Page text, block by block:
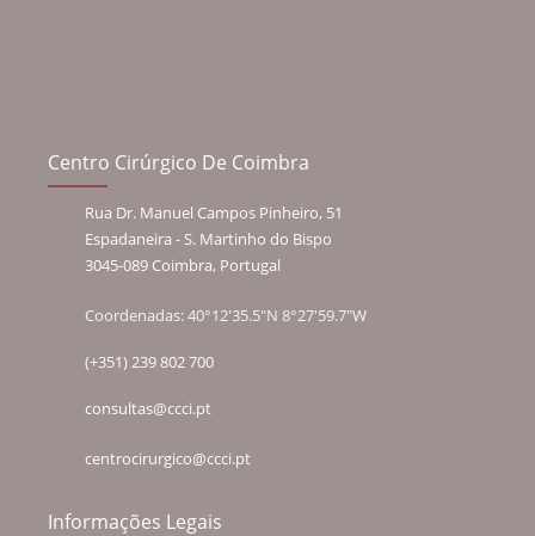
Centro Cirúrgico De Coimbra
Rua Dr. Manuel Campos Pinheiro, 51
Espadaneira - S. Martinho do Bispo
3045-089 Coimbra, Portugal
Coordenadas: 40°12'35.5"N 8°27'59.7"W
(+351) 239 802 700
consultas@ccci.pt
centrocirurgico@ccci.pt
Informações Legais